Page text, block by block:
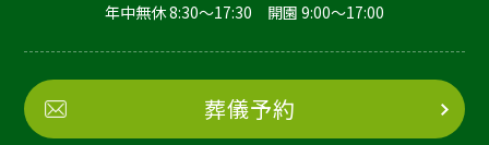
年中無休 8:30～17:30 開園 9:00～17:00
葬儀予約